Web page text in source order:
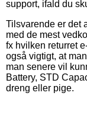
support, ifald du
Tilsvarende er det
med de mest
fx hvilken returret
også vigtigt, at
man senere vil
Battery, STD
dreng eller pige.